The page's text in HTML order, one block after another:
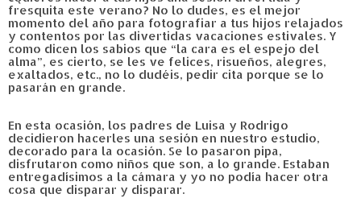
fresquita este verano? No lo dudes, es el mejor
momento del año para fotografiar a tus hijos relajados
y contentos por las divertidas vacaciones estivales. Y
como dicen los sabios que “la cara es el espejo del
alma”, es cierto, se les ve felices, risueños, alegres,
exaltados, etc., no lo dudéis, pedir cita porque se lo
pasarán en grande.
En esta ocasión, los padres de Luisa y Rodrigo
decidieron hacerles una sesión en nuestro estudio,
decorado para la ocasión. Se lo pasaron pipa,
disfrutaron como niños que son, a lo grande. Estaban
entregadísimos a la cámara y yo no podía hacer otra
cosa que disparar y disparar.